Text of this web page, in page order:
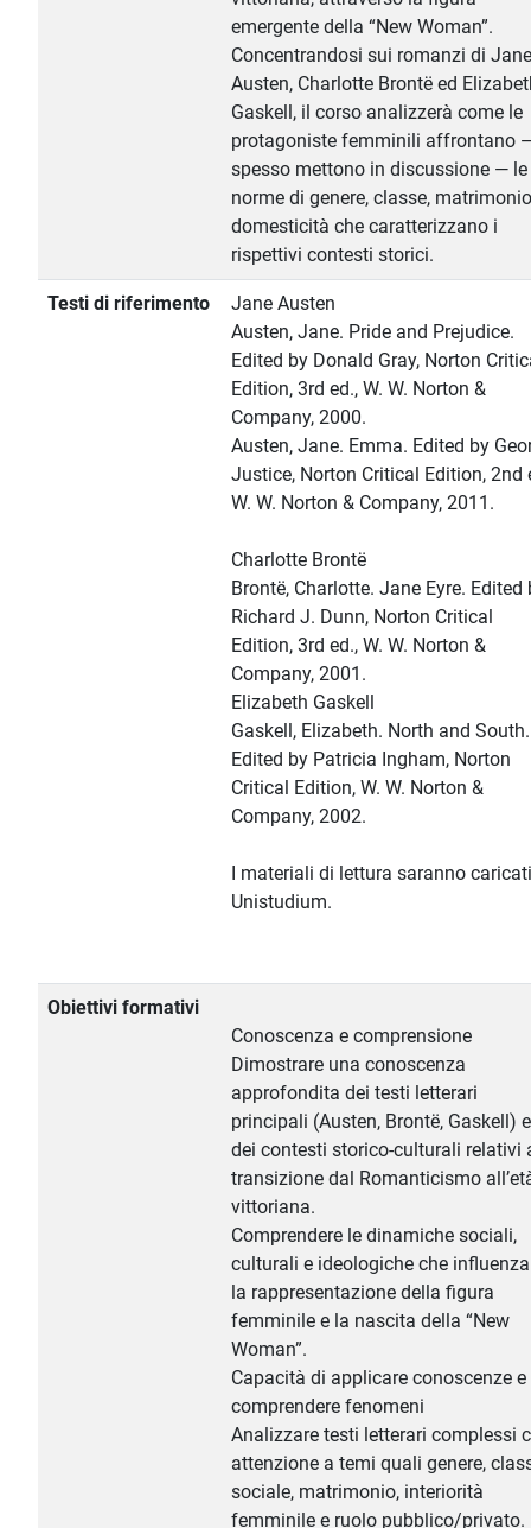
emergente della “New Woman”.
Concentrandosi sui romanzi di Jane
Austen, Charlotte Brontë ed
Gaskell, il corso analizzerà come le
protagoniste femminili affrontano
spesso mettono in discussione — le
norme di genere, classe,
domesticità che caratterizzano i
rispettivi contesti storici.
Testi di riferimento
Jane Austen
Austen, Jane. Pride and Prejudice.
Edited by Donald Gray, Norton
Edition, 3rd ed., W. W. Norton &
Company, 2000.
Austen, Jane. Emma. Edited by
Justice, Norton Critical Edition, 2nd
W. W. Norton & Company, 2011.
Charlotte Brontë
Brontë, Charlotte. Jane Eyre. Edited
Richard J. Dunn, Norton Critical
Edition, 3rd ed., W. W. Norton &
Company, 2001.
Elizabeth Gaskell
Gaskell, Elizabeth. North and South.
Edited by Patricia Ingham, Norton
Critical Edition, W. W. Norton &
Company, 2002.
I materiali di lettura saranno
Unistudium.
Obiettivi formativi
Conoscenza e comprensione
Dimostrare una conoscenza
approfondita dei testi letterari
principali (Austen, Brontë, Gaskell) e
dei contesti storico-culturali relativi
transizione dal Romanticismo
vittoriana.
Comprendere le dinamiche sociali,
culturali e ideologiche che
la rappresentazione della figura
femminile e la nascita della “New
Woman”.
Capacità di applicare conoscenze e
comprendere fenomeni
Analizzare testi letterari complessi
attenzione a temi quali genere,
sociale, matrimonio, interiorità
femminile e ruolo pubblico/privato.